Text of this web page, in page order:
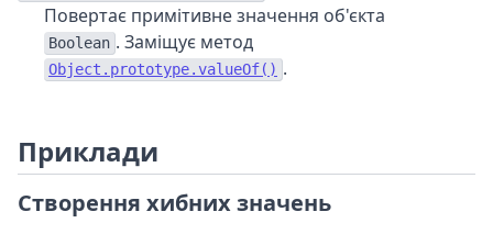
Повертає примітивне значення об'єкта
Boolean . Заміщує метод
Object.prototype.valueOf() .
Приклади
Створення хибних значень